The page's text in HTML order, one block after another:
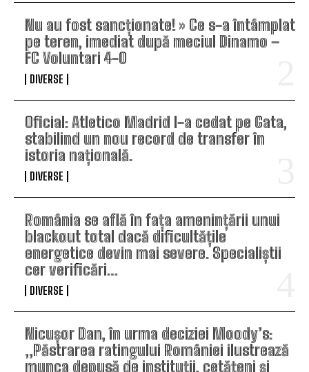
Nu au fost sancționate! » Ce s-a întâmplat
pe teren, imediat după meciul Dinamo –
FC Voluntari 4-0
DIVERSE
Oficial: Atletico Madrid l-a cedat pe Gata,
stabilind un nou record de transfer în
istoria națională.
DIVERSE
România se află în fața amenințării unui
blackout total dacă dificultățile
energetice devin mai severe. Specialiștii
cer verificări…
DIVERSE
Nicușor Dan, în urma deciziei Moody’s:
„Păstrarea ratingului României ilustrează
munca depusă de instituții, cetățeni și